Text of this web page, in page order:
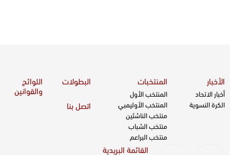
الأخبار
أخبار الاتحاد
الكرة النسوية
المنتخبات
المنتخب الأول
المنتخب الأوليمبي
منتخب الناشئين
منتخب الشباب
منتخب البراعم
البطولات
اللوائح
والقوانين
اتصل بنا
القائمة البريدية